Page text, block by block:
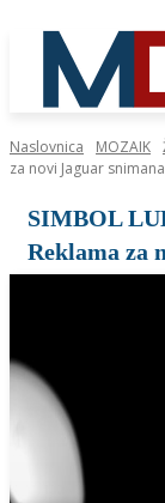
Naslovnica MOZAIK
za novi Jaguar
SIMBOL
Reklama za